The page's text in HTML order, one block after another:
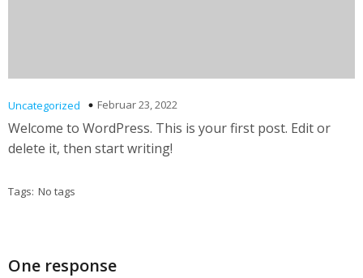
Uncategorized Februar 23, 2022
Welcome to WordPress. This is your first post. Edit or
delete it, then start writing!
Tags: No tags
One response